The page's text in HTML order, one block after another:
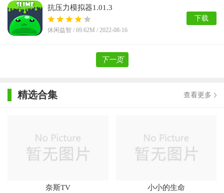
抗压力模拟器1.01.3
休闲益智 / 69.62M / 2022-08-16
下载
下一页
精选合集 查看更多
奈斯TV 小小的生命